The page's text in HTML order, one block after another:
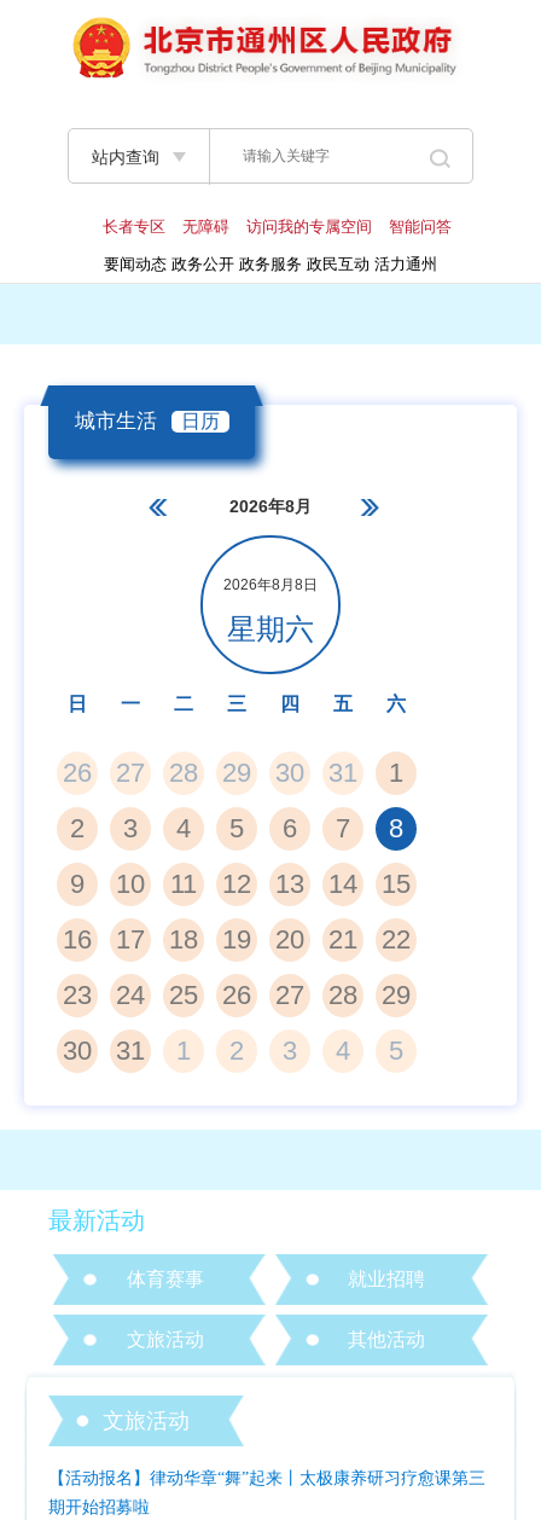
站内查询
长者专区 无障碍 访问我的专属空间 智能问答
要闻动态 政务公开 政务服务 政民互动 活力通州
城市生活 日历
2026年8月
2026年8月8日
星期六
日 一 二 三 四 五 六
26 27 28 29 30 31
1
2
3 4 5 6 7
8
9
10 11 12 13 14
15
16
17 18 19 20 21
22
23
24 25 26 27 28
29
30
31 1 2 3 4 5
最新活动
体育赛事 就业招聘
文旅活动 其他活动
文旅活动
【活动报名】律动华章“舞”起来丨太极康养研习疗愈课第三
期开始招募啦